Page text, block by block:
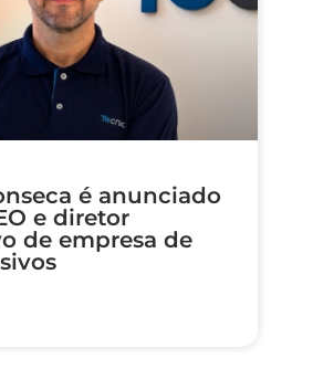
é anunciado
e diretor
de empresa de